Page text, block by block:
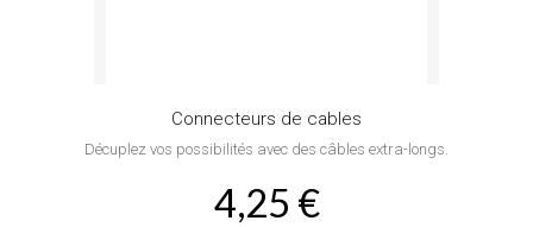
Connecteurs de cables
Décuplez vos possibilités avec des câbles extra-longs.
4,25 €